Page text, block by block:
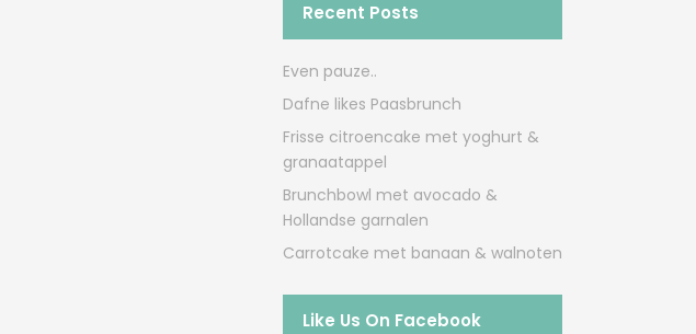
Recent Posts
Even pauze..
Dafne likes Paasbrunch
Frisse citroencake met yoghurt &
granaatappel
Brunchbowl met avocado &
Hollandse garnalen
Carrotcake met banaan & walnoten
Like Us On Facebook